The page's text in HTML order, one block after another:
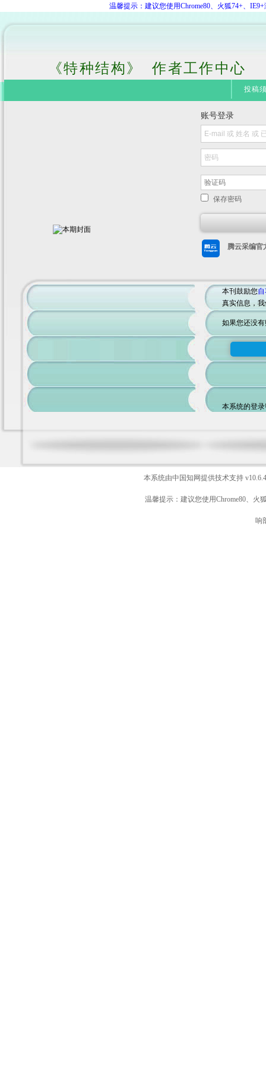
温馨提示：建议您使用Chrome80、火狐74+、
《特种结构》 作者工作中心
投稿
账号登录
保存密码
腾云采编官
本刊鼓励您
真实信息，
如果您还没
本系统的登
本系统由中国知网提供技术支持
温馨提示：建议您使用Chrome80、火
响